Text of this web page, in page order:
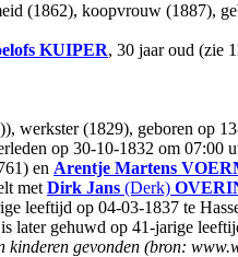
(1862), koopvrouw (1887),
KUIPER, 30 jaar oud (zie
werkster (1829), geboren op
op 30-10-1832 om 07:00
en Arentje Martens
met Dirk Jans (Derk)
leeftijd op 04-03-1837 te
later gehuwd op 41-jarige
kinderen gevonden (bron: